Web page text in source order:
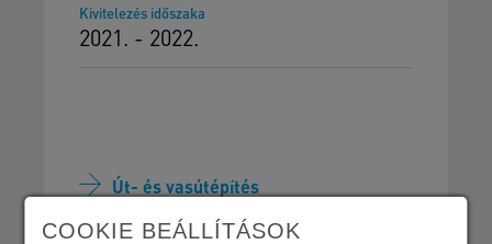
Kivitelezés időszaka
2021. - 2022.
Út- és vasútépítés
Referencialap - PDF
COOKIE BEÁLLÍTÁSOK